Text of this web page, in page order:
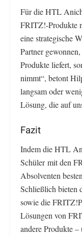
Für die HTL
FRITZ!-Produkte
eine strategische
Partner
Produkte liefert,
nimmt“, betont
langsam oder
Lösung, die auf
Fazit
Indem die HTL
Schüler mit den
Absolventen
Schließlich bieten
sowie die
Lösungen von
andere Produkte